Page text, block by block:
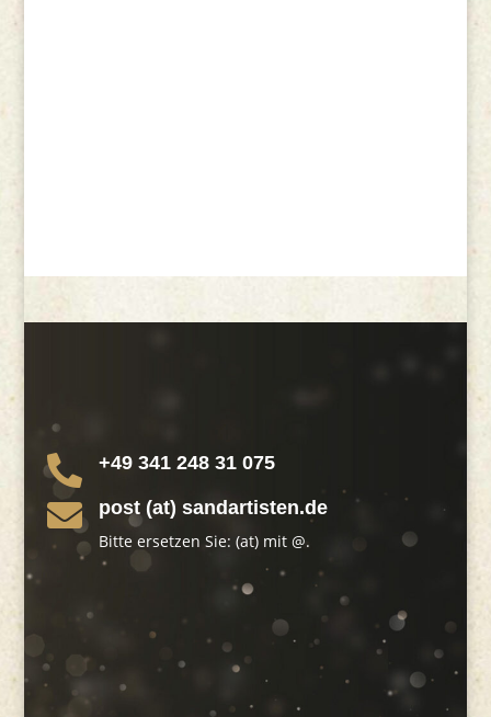
 +49 341 248 31 075
 post (at) sandartisten.de
Bitte ersetzen Sie: (at) mit @.